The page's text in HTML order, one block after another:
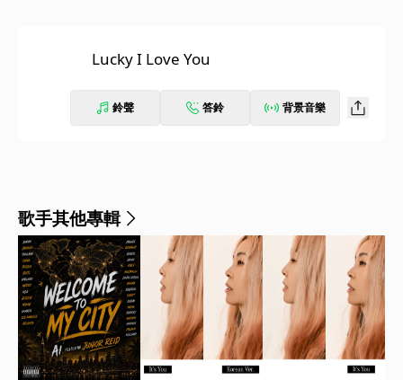
Lucky I Love You
鈴聲 答鈴 背景音樂
歌手其他專輯